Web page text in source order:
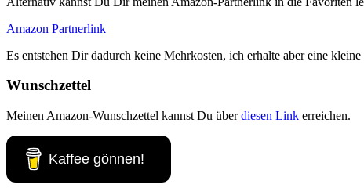
Amazon Partnerlink
Es entstehen Dir dadurch keine Mehrkosten, ich erhalte aber eine
Wunschzettel
Meinen Amazon-Wunschzettel kannst Du überdiesen Link erreichen.
Kaffee gönnen!